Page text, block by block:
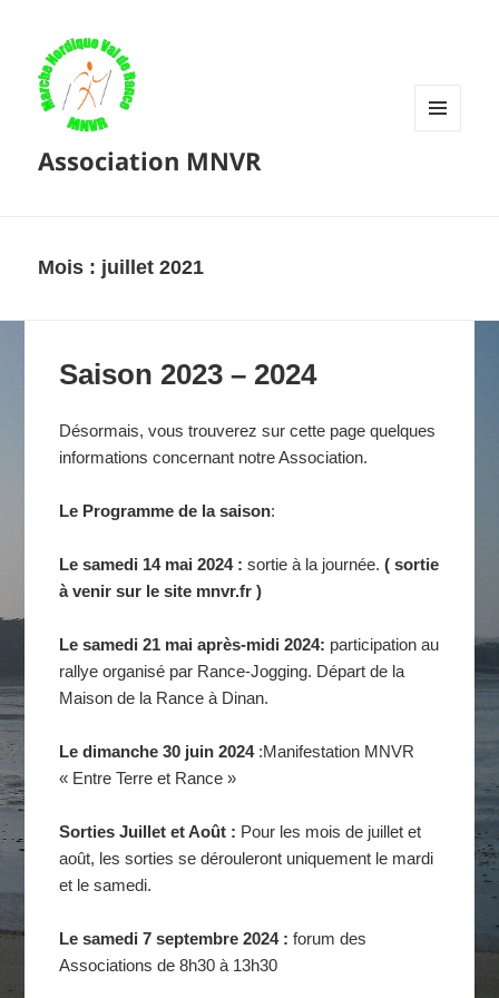
Association MNVR
Mois : juillet 2021
Saison 2023 – 2024
Désormais, vous trouverez sur cette page quelques
informations concernant notre Association.
Le Programme de la saison:
Le samedi 14 mai 2024 : sortie à la journée.( sortie
à venir sur le site mnvr.fr )
Le samedi 21 mai après-midi 2024: participation au
rallye organisé par Rance-Jogging. Départ de la
Maison de la Rance à Dinan.
Le dimanche 30 juin 2024:Manifestation MNVR
« Entre Terre et Rance »
Sorties Juillet et Août : Pour les mois de juillet et
août, les sorties se dérouleront uniquement le mardi
et le samedi.
Le samedi 7 septembre 2024 : forum des
Associations de 8h30 à 13h30